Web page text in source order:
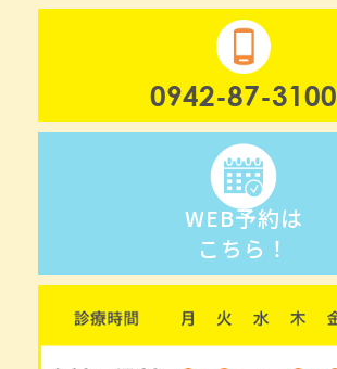
0942-87-3100
WEB予約は
こちら！